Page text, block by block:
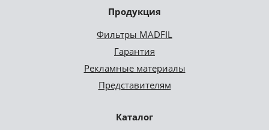
Продукция
Фильтры MADFIL
Гарантия
Рекламные материалы
Представителям
Каталог